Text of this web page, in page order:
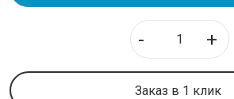
КАЛИБРОВАННАЯ СТАЛЬ
- +
Заказ в 1 клик